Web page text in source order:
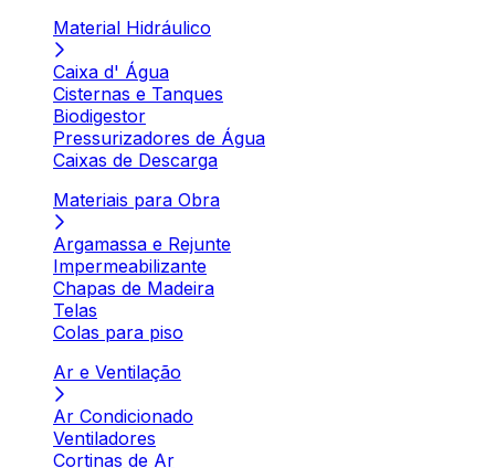
Material Hidráulico
Caixa d' Água
Cisternas e Tanques
Biodigestor
Pressurizadores de Água
Caixas de Descarga
Materiais para Obra
Argamassa e Rejunte
Impermeabilizante
Chapas de Madeira
Telas
Colas para piso
Ar e Ventilação
Ar Condicionado
Ventiladores
Cortinas de Ar